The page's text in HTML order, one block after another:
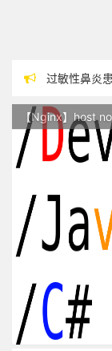
过敏性鼻炎
站点随时调
反对日本核
【Nginx】host